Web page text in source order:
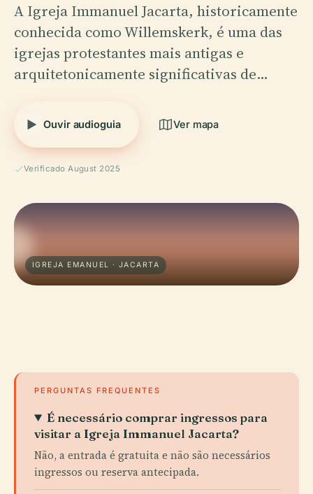
A Igreja Immanuel Jacarta, historicamente
conhecida como Willemskerk, é uma das
igrejas protestantes mais antigas e
arquitetonicamente significativas de…
Ouvir audioguia Ver mapa
Verificado August 2025
IGREJA EMANUEL · JACARTA
PERGUNTAS FREQUENTES
É necessário comprar ingressos para
visitar a Igreja Immanuel Jacarta?
Não, a entrada é gratuita e não são necessários
ingressos ou reserva antecipada.